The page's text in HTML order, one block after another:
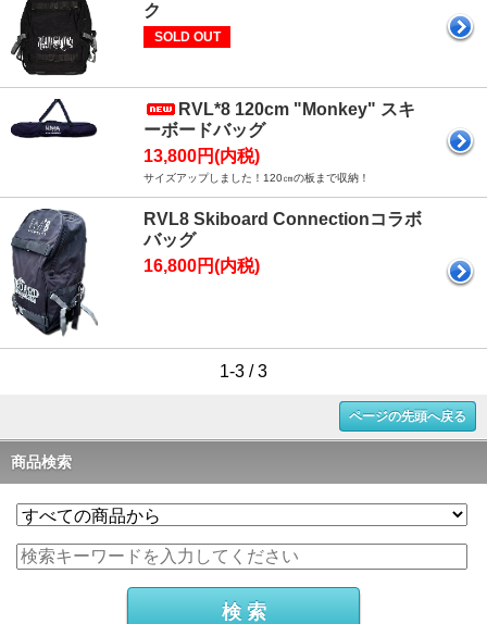
ク
SOLD OUT
RVL*8 120cm "Monkey" スキ
ーボードバッグ
13,800円(内税)
サイズアップしました！120㎝の板まで収納！
RVL8 Skiboard Connectionコラボ
バッグ
16,800円(内税)
1-3 / 3
ページの先頭へ戻る
商品検索